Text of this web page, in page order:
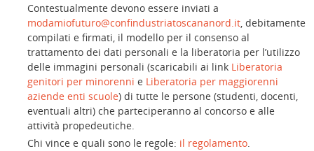
Contestualmente devono essere inviati a
modamiofuturo@confindustriatoscananord.it, debitamente
compilati e firmati, il modello per il consenso al
trattamento dei dati personali e la liberatoria per l’utilizzo
delle immagini personali (scaricabili ai link Liberatoria
genitori per minorenni e Liberatoria per maggiorenni
aziende enti scuole) di tutte le persone (studenti, docenti,
eventuali altri) che parteciperanno al concorso e alle
attività propedeutiche.
Chi vince e quali sono le regole: il regolamento.